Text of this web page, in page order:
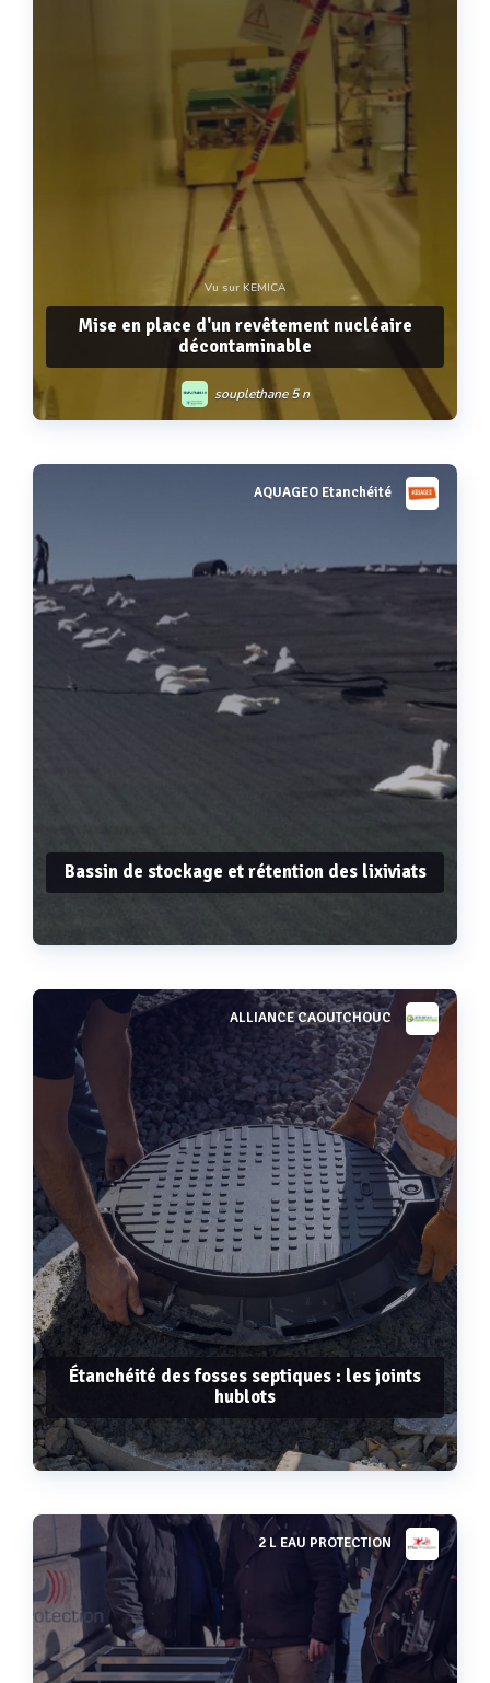
Vu sur KEMICA
Mise en place d'un revêtement nucléaire
décontaminable
souplethane 5 n
Voir plusAQUAGEO Etanchéité
Bassin de stockage et rétention des lixiviats
Voir plus
ALLIANCE CAOUTCHOUC
Étanchéité des fosses septiques : les joints
hublots
Voir plus2 L EAU PROTECTION